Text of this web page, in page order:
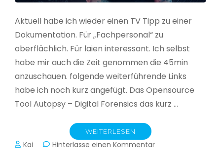
Aktuell habe ich wieder einen TV Tipp zu einer
Dokumentation. Für „Fachpersonal“ zu
oberflächlich. Für laien interessant. Ich selbst
habe mir auch die Zeit genommen die 45min
anzuschauen. folgende weiterführende Links
habe ich noch kurz angefügt. Das Opensource
Tool Autopsy – Digital Forensics das kurz …
WEITERLESEN
Kai Hinterlasse einen Kommentarzu